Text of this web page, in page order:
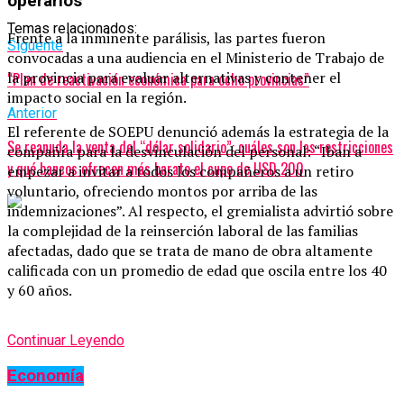
Temas relacionados:
Siguente
“Plan de reactivación económica para ocho provincias”
Anterior
Se reanuda la venta del “dólar solidario”: cuáles son las restricciones
y qué bancos ofrecen más barato el cupo de USD 200
Frente a la inminente parálisis, las partes fueron
convocadas a una audiencia en el Ministerio de Trabajo de
la provincia para evaluar alternativas y contener el
impacto social en la región.
El referente de SOEPU denunció además la estrategia de la
compañía para la desvinculación del personal: “Iban a
empezar a invitar a todos los compañeros a un retiro
voluntario, ofreciendo montos por arriba de las
indemnizaciones”. Al respecto, el gremialista advirtió sobre
la complejidad de la reinserción laboral de las familias
afectadas, dado que se trata de mano de obra altamente
calificada con un promedio de edad que oscila entre los 40
y 60 años.
Continuar Leyendo
Economía